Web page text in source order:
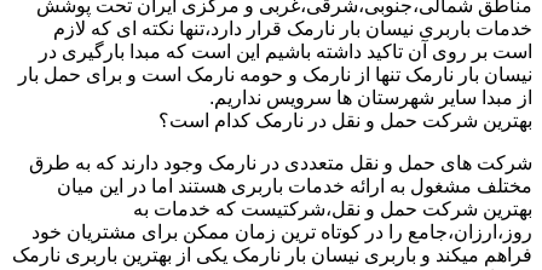
مناطق شمالی،جنوبی،شرقی،غربی و مرکزی ایران تحت پوشش
خدمات باربری نیسان بار نارمک قرار دارد،تنها نکته ای که لازم
است بر روی آن تاکید داشته باشیم این است که مبدا بارگیری در
نیسان بار نارمک تنها از نارمک و حومه نارمک است و برای حمل بار
از مبدا سایر شهرستان ها سرویس نداریم.
بهترین شرکت حمل و نقل در نارمک کدام است؟
شرکت های حمل و نقل متعددی در نارمک وجود دارند که به طرق
مختلف مشغول به ارائه خدمات باربری هستند اما در این میان
بهترین شرکت حمل و نقل،شرکتیست که خدمات به
روز،ارزان،جامع را در کوتاه ترین زمان ممکن برای مشتریان خود
فراهم میکند و باربری نیسان بار نارمک یکی از بهترین باربری نارمک